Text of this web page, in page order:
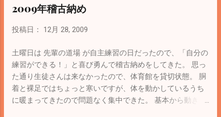
34.i686.rpm # rpm2cpio glibc-2.5-34.i686.rpm | cpio –ivd #
/usr/lib/vmware/lib/libc.so.6/libc.so.6 64bitOSの場合はglibc-
/usr/sbin/vmware-hostdの一番最後の行でeval execしてい
る前に一文挿入。 # chmod 755 /usr/sbin/vmware-hostd #
vi /usr/sbin/vmware-hostd export
LD_LIBRARY_PATH=/usr/lib/vmware/lib/libc.so.6:$LD_LIBRA
RY_PATH eval exec "$DEBUG_CMD" "$binary" "$@" # chmod
2009年稽古納め
投稿日： 12月 28, 2009
土曜日は 先輩の道場 が自主練習の日だったので、「自分の
練習ができる！」と喜び勇んで稽古納めをしてきた。 思っ
た通り生徒さんは来なかったので、体育館を貸切状態。 胴
着と裸足ではちょっと寒いですが、体を動かしているうち
に暖まってきたので問題なく集中できた。 基本から動きを